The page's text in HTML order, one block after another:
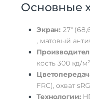
Основные
Экран: 27″
, матовый
кость 300кд/
FRC), охват
Технологии: